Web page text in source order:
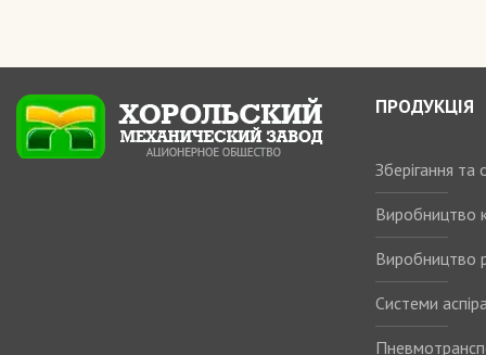
ПРОДУКЦІЯ
Зберігання
Виробництво
Виробництво
Системи